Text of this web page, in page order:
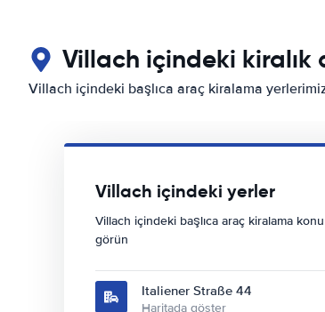
Villach içindeki kiralık
Villach içindeki başlıca araç kiralama
Villach içindeki yerler
Villach içindeki başlıca araç kiralama
görün
Italiener Straße 44
Haritada göster